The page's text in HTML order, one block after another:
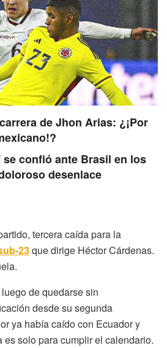
de Jhon Arias: ¿¡Por
se confió ante Brasil en los
desenlace
tercera caída para la
23que dirige Héctor Cárdenas.
de quedarse sin
desde su segunda
ya había caído con Ecuador y
es solo para cumplir el calendario.